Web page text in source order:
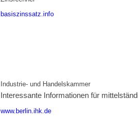
basiszinssatz.info
Industrie- und Handelskammer
Interessante Informationen für
www.berlin.ihk.de